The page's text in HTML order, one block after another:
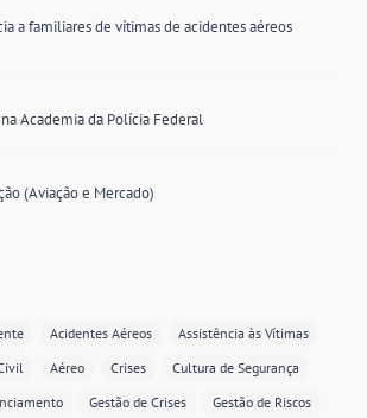
a familiares de vítimas de acidentes aéreos
Academia da Polícia Federal
(Aviação e Mercado)
Acidentes Aéreos
Assistência às Vítimas
Aéreo Crises
Cultura de Segurança
Gestão de Crises
Gestão de Riscos